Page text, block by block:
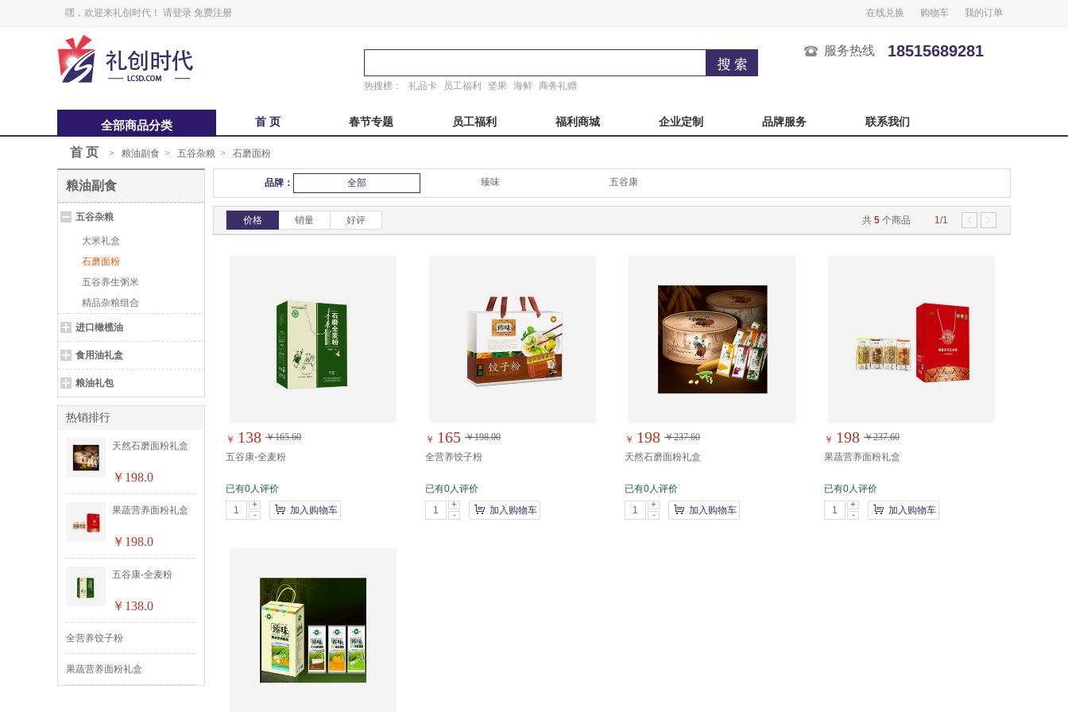
嘿，欢迎来礼创时代！ 请登录 免费注册 在线兑换 购物车 我的订单
热搜榜： 礼品卡 员工福利 坚果 海鲜 商务礼赠
服务热线 18515689281
全部商品分类 首 页 春节专题 员工福利 福利商城 企业定制 品牌服务 联系我们
中秋福卡
锋味 粽子礼盒 稻香村
鲜品屋 真真老老 严选自选卡
首 页 > 粮油副食 > 五谷杂粮 > 石磨面粉
品牌： 全部 臻味 五谷康
价格 销量 好评 1/1
共 5 个商品
￥ 138 ￥165.60
五谷康-全麦粉
已有0人评价
+
-
加入购物车
￥ 165 ￥198.00
全营养饺子粉
已有0人评价
+
-
加入购物车
￥ 198 ￥237.60
天然石磨面粉礼盒
已有0人评价
+
-
加入购物车
￥ 198 ￥237.60
果蔬营养面粉礼盒
已有0人评价
+
-
加入购物车
粮油副食
五谷杂粮
大米礼盒
石磨面粉
五谷养生粥米
精品杂粮组合
进口橄榄油
食用油礼盒
粮油礼包
热销排行
天然石磨面粉礼盒
￥198.0
果蔬营养面粉礼盒
￥198.0
五谷康-全麦粉
￥138.0
全营养饺子粉
果蔬营养面粉礼盒